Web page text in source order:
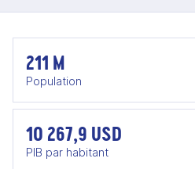
211 M
Population
10 267,9 USD
PIB par habitant